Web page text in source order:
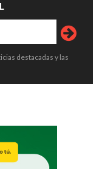
destacadas y las